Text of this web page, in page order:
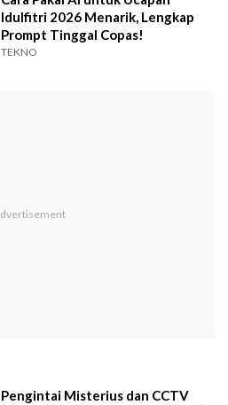
Idulfitri 2026 Menarik, Lengkap
Prompt Tinggal Copas!
TEKNO
Pengintai Misterius dan CCTV